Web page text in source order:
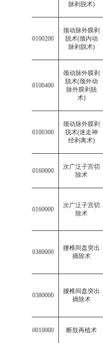
脉剥脱术)
003302030100200
颈动脉外膜剥
脱术(颈内动
脉剥脱术)
003302030100400
颈动脉外膜剥
脱术(颈外动
脉外膜剥脱
术)
003302030100300
颈动脉外膜剥
脱术(迷走神
经剥离术)
003313030160000
次广泛子宫切
除术
003313030160000
次广泛子宫切
除术
003315010380000
腰椎间盘突出
摘除术
003315010380000
腰椎间盘突出
摘除术
003315140010000 断肢再植术